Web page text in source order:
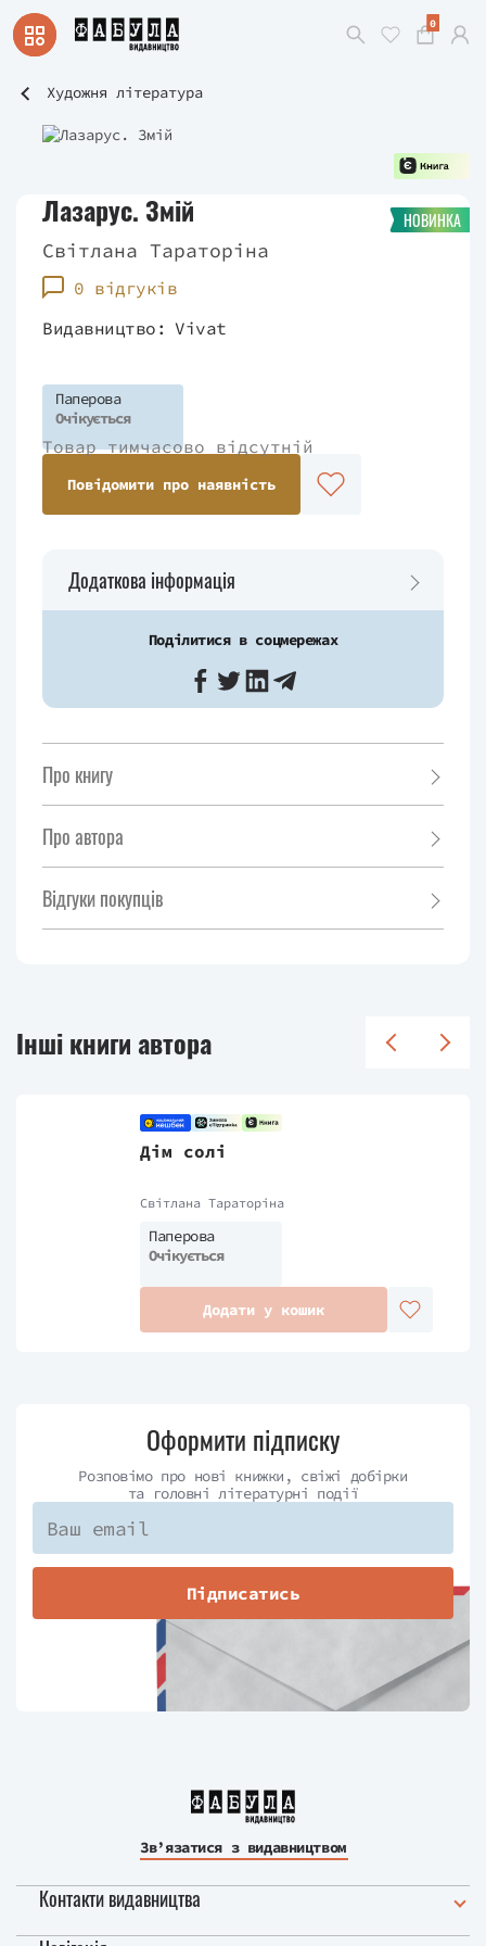
0
Художня література
НОВИНКА
Лазарус. Змій
Світлана Тараторіна
0 відгуків
Видавництво: Vivat
Паперова
Очікується
Товар тимчасово відсутній
Повідомити про наявність
Додаткова інформація
Поділитися в соцмережах
Про книгу
Про автора
Відгуки покупців
Інші книги автора
Дім солі
Світлана Тараторіна
Паперова
Очікується
Додати у кошик
Оформити підписку
Розповімо про нові книжки, свіжі добірки
та головні літературні події
Підписатись
Зв’язатися з видавництвом
Контакти видавництва